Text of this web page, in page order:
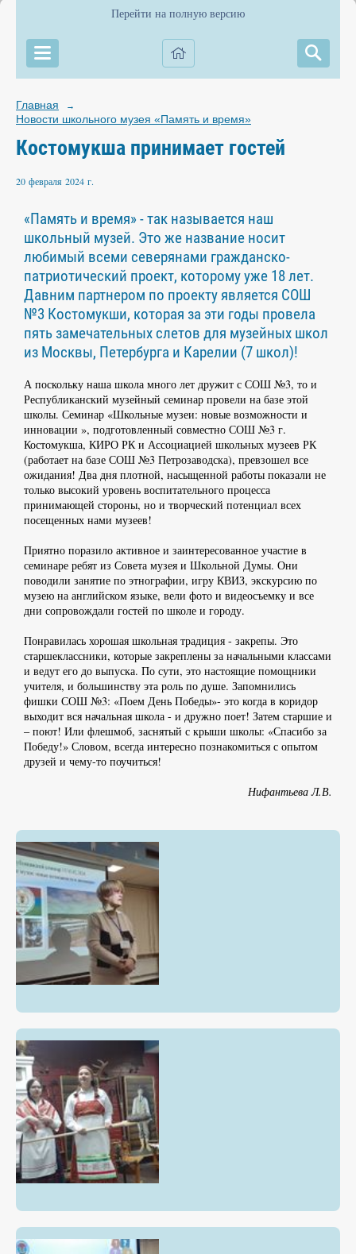
Перейти на полную версию
Главная →
Новости школьного музея «Память и время»
Костомукша принимает гостей
20 февраля 2024 г.
«Память и время» - так называется наш
школьный музей. Это же название носит
любимый всеми северянами гражданско-
патриотический проект, которому уже 18 лет.
Давним партнером по проекту является СОШ
№3 Костомукши, которая за эти годы провела
пять замечательных слетов для музейных школ
из Москвы, Петербурга и Карелии (7 школ)!
А поскольку наша школа много лет дружит с СОШ №3, то и
Республиканский музейный семинар провели на базе этой
школы. Семинар «Школьные музеи: новые возможности и
инновации », подготовленный совместно СОШ №3 г.
Костомукша, КИРО РК и Ассоциацией школьных музеев РК
(работает на базе СОШ №3 Петрозаводска), превзошел все
ожидания! Два дня плотной, насыщенной работы показали не
только высокий уровень воспитательного процесса
принимающей стороны, но и творческий потенциал всех
посещенных нами музеев!
Приятно поразило активное и заинтересованное участие в
семинаре ребят из Совета музея и Школьной Думы. Они
поводили занятие по этнографии, игру КВИЗ, экскурсию по
музею на английском языке, вели фото и видеосъемку и все
дни сопровождали гостей по школе и городу.
Понравилась хорошая школьная традиция - закрепы. Это
старшеклассники, которые закреплены за начальными классами
и ведут его до выпуска. По сути, это настоящие помощники
учителя, и большинству эта роль по душе. Запомнились
фишки СОШ №3: «Поем День Победы»- это когда в коридор
выходит вся начальная школа - и дружно поет! Затем старшие и
– поют! Или флешмоб, заснятый с крыши школы: «Спасибо за
Победу!» Словом, всегда интересно познакомиться с опытом
друзей и чему-то поучиться!
Нифантьева Л.В.